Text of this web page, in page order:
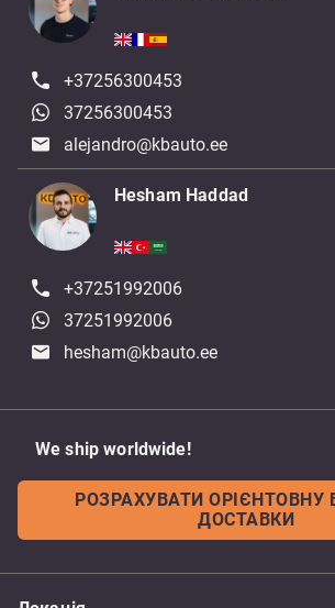
+37256300453
37256300453
alejandro@kbauto.ee
Hesham Haddad
+37251992006
37251992006
hesham@kbauto.ee
We ship worldwide!
РОЗРАХУВАТИ ОРІЄНТОВНУ
ДОСТАВКИ